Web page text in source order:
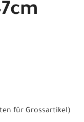
für Grossartikel)